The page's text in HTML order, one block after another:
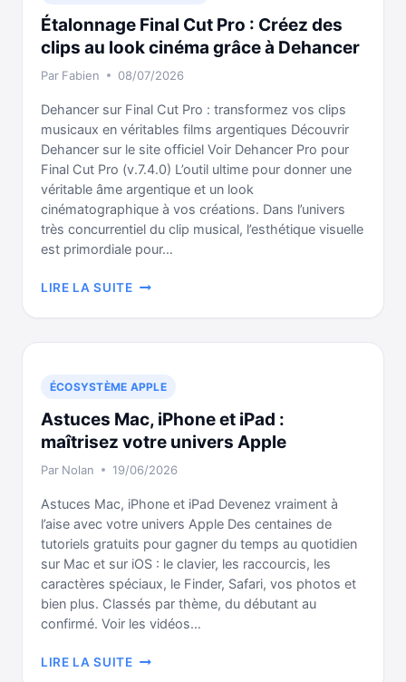
AVEC
SPLICE
(TUTO
PRO)
Étalonnage Final Cut Pro : Créez des
clips au look cinéma grâce à Dehancer
Par Fabien 08/07/2026
Dehancer sur Final Cut Pro : transformez vos clips
musicaux en véritables films argentiques Découvrir
Dehancer sur le site officiel Voir Dehancer Pro pour
Final Cut Pro (v.7.4.0) L’outil ultime pour donner une
véritable âme argentique et un look
cinématographique à vos créations. Dans l’univers
très concurrentiel du clip musical, l’esthétique visuelle
est primordiale pour…
LIRE LA SUITEÉTALONNAGE
CUT
PRO
CLIPS
AU
CINÉMA
À
DEHANCER
ÉCOSYSTÈME APPLE
Astuces Mac, iPhone et iPad :
maîtrisez votre univers Apple
Par Nolan 19/06/2026
Astuces Mac, iPhone et iPad Devenez vraiment à
l’aise avec votre univers Apple Des centaines de
tutoriels gratuits pour gagner du temps au quotidien
sur Mac et sur iOS : le clavier, les raccourcis, les
caractères spéciaux, le Finder, Safari, vos photos et
bien plus. Classés par thème, du débutant au
confirmé. Voir les vidéos…
LIRE LA SUITEASTUCES